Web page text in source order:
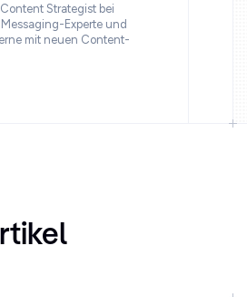
Strategist bei
Experte und
mit neuen Content-